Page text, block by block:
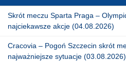
Skrót meczu Sparta Praga –
najciekawsze akcje (04.08.2026)
Cracovia – Pogoń Szczecin skrót
najważniejsze sytuacje (03.08.2026)